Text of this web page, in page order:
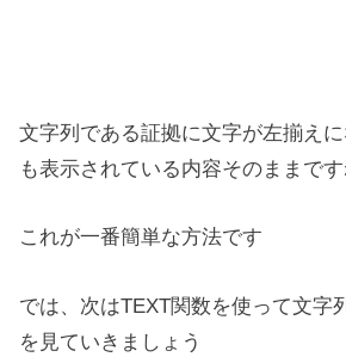
文字列である証拠に文字が左揃え
も表示されている内容そのままで
これが一番簡単な方法です
では、次はTEXT関数を使って文字
を見ていきましょう